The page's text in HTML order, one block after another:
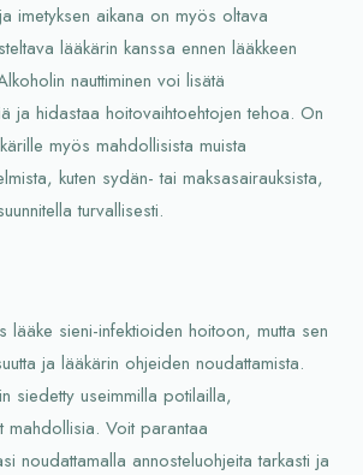
imetyksen aikana on myös oltava
lääkärin kanssa ennen lääkkeen
nauttiminen voi lisätä
ja hidastaa hoitovaihtoehtojen tehoa. On
myös mahdollisista muista
kuten sydän- tai maksasairauksista,
turvallisesti.
lääke sieni-infektioiden hoitoon, mutta sen
ja lääkärin ohjeiden noudattamista.
siedetty useimmilla potilailla,
mahdollisia. Voit parantaa
noudattamalla annosteluohjeita tarkasti ja